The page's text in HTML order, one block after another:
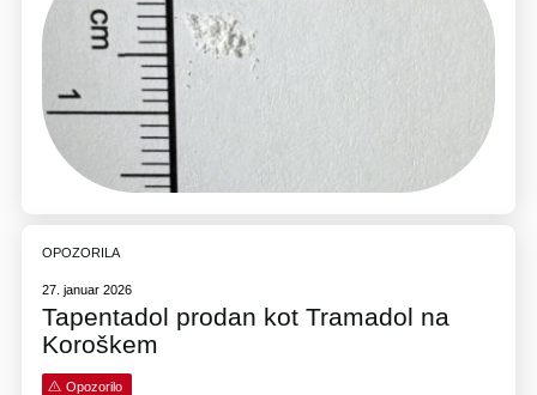
OPOZORILA
27. januar 2026
Tapentadol prodan kot Tramadol na
Koroškem
Opozorilo